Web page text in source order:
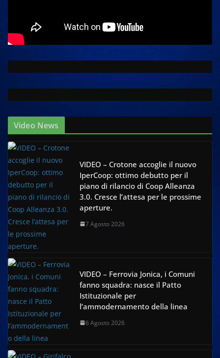
Video News
VIDEO – Crotone accoglie il nuovo
IperCoop: ottimo debutto per il
piano di rilancio di Coop Alleanza
3.0. Cresce l’attesa per le prossime
aperture.
7 Agosto 2026
VIDEO – Ferrovia Jonica, i Comuni
fanno squadra: nasce il Patto
Istituzionale per
l’ammodernamento della linea
6 Agosto 2026